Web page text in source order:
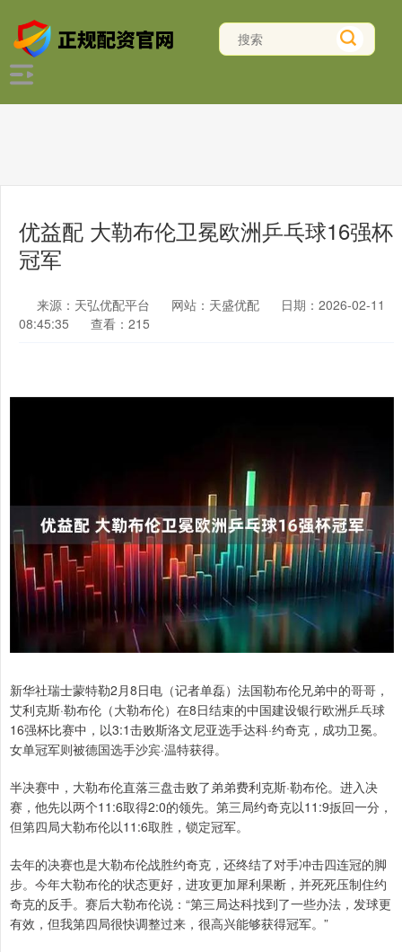
优益配 大勒布伦卫冕欧洲乒乓球16强杯
冠军
来源：天弘优配平台 网站：天盛优配
日期：2026-02-11
08:45:35
查看：215
新华社瑞士蒙特勒2月8日电（记者单磊）法国勒布伦兄弟中的哥哥，
艾利克斯·勒布伦（大勒布伦）在8日结束的中国建设银行欧洲乒乓球
16强杯比赛中，以3:1击败斯洛文尼亚选手达科·约奇克，成功卫冕。
女单冠军则被德国选手沙宾·温特获得。
半决赛中，大勒布伦直落三盘击败了弟弟费利克斯·勒布伦。进入决
赛，他先以两个11:6取得2:0的领先。第三局约奇克以11:9扳回一分，
但第四局大勒布伦以11:6取胜，锁定冠军。
去年的决赛也是大勒布伦战胜约奇克，还终结了对手冲击四连冠的脚
步。今年大勒布伦的状态更好，进攻更加犀利果断，并死死压制住约
奇克的反手。赛后大勒布伦说：“第三局达科找到了一些办法，发球更
有效，但我第四局很快调整过来，很高兴能够获得冠军。”